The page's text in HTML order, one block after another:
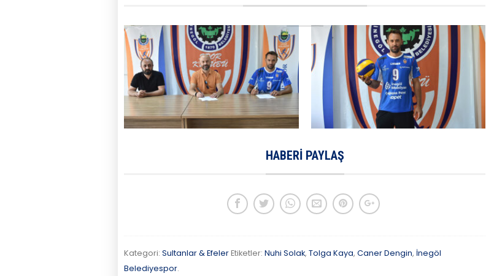
HABERI PAYLAŞ
Kategori: Sultanlar & EfelerEtiketler: Nuhi Solak, Tolga Kaya, Caner Dengin, İnegöl
Belediyespor.